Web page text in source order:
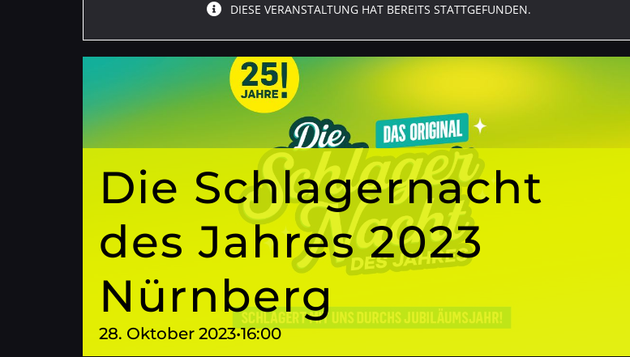
DIESE VERANSTALTUNG HAT BEREITS STATTGEFUNDEN.
Die Schlagernacht
des Jahres 2023
Nürnberg
28. Oktober 2023•16:00